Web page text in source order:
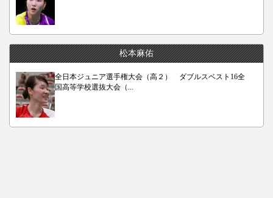
松本麻佑
全日本ジュニア選手権大会（高２） ダブルスベスト16全
国高等学校選抜大会（...